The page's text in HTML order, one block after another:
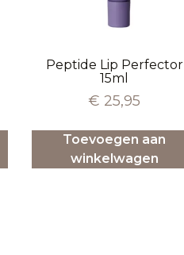
Peptide Lip Perfector
15ml
€ 25,95
Toevoegen aan
winkelwagen